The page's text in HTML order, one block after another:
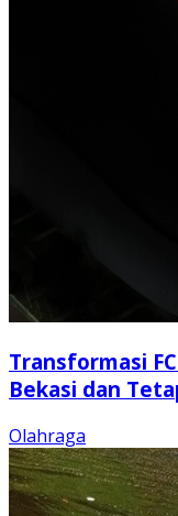
Transformasi
Bekasi dan
Olahraga